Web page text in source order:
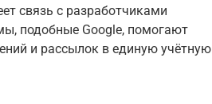
связь с разработчиками
подобные Google, помогают
и рассылок в единую учётную